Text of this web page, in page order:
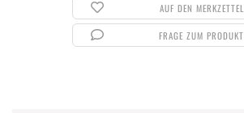
AUF DEN MERKZETTEL
FRAGE ZUM PRODUKT